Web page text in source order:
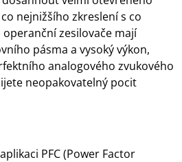
nejnižšího zkreslení s co
zesilovače mají
pásma a vysoký výkon,
analogového zvukového
neopakovatelný pocit
PFC (Power Factor